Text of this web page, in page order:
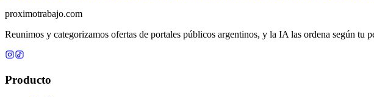
proximotrabajo.com
Reunimos y categorizamos ofertas de portales públicos argentinos, y la IA las ordena según tu
Producto